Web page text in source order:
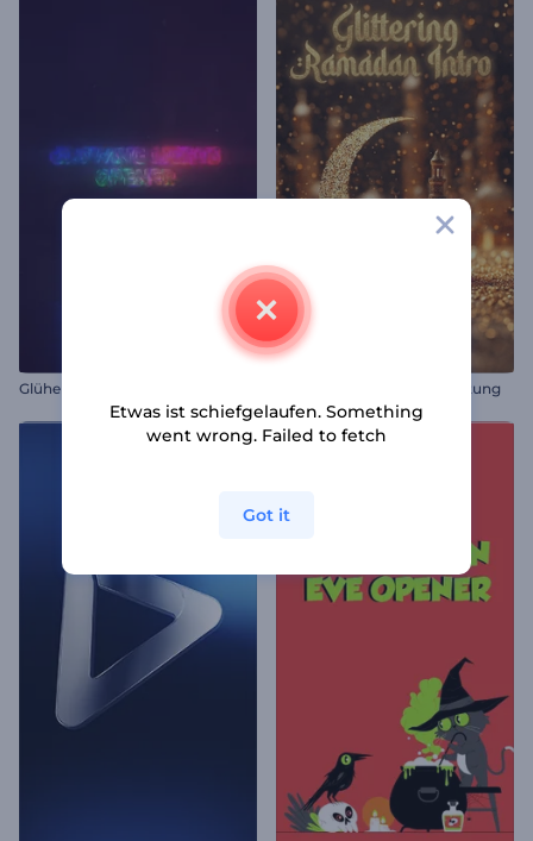
Glühende Lichter Opener Glitzernde Ramadan-Einleitung
Etwas ist schiefgelaufen. Something
went wrong. Failed to fetch
Got it